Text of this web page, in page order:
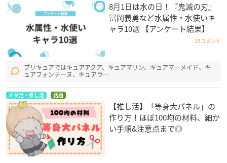
8月1日は水の日！『鬼滅の刃』
冨岡義勇など水属性・水使いキ
ャラ10選 【アンケート結果】
15コメント
プリキュアではキュアアクア、キュアマリン、キュアマーメイド、キ
ュアフォンテーヌ、キュアラ…
オタ活・推し活 話題
【推し活】「等身大パネル」の
作り方！ほぼ100均の材料、細か
い手順&注意点まで◎